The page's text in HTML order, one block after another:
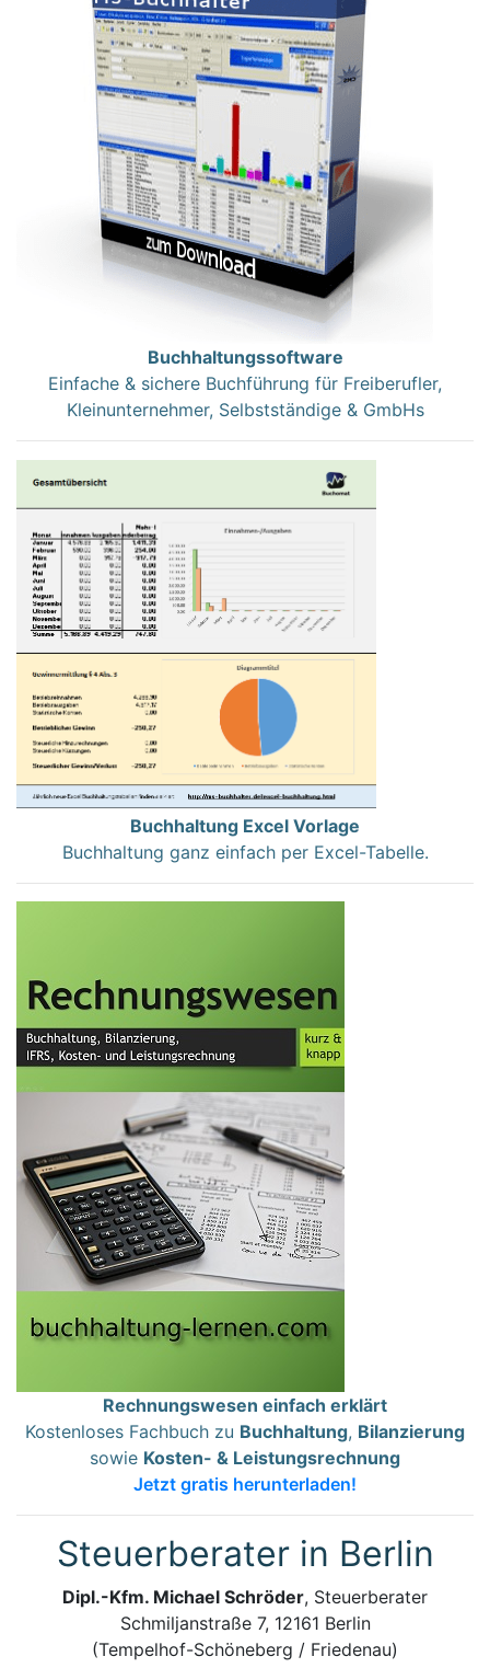
Buchhaltungssoftware
Einfache & sichere Buchführung für Freiberufler,
Kleinunternehmer, Selbstständige & GmbHs
Buchhaltung Excel Vorlage
Buchhaltung ganz einfach per Excel-Tabelle.
Rechnungswesen einfach erklärt
Kostenloses Fachbuch zu Buchhaltung, Bilanzierung
sowie Kosten- & Leistungsrechnung
Jetzt gratis herunterladen!
Steuerberater in Berlin
Dipl.-Kfm. Michael Schröder, Steuerberater
Schmiljanstraße 7, 12161 Berlin
(Tempelhof-Schöneberg / Friedenau)